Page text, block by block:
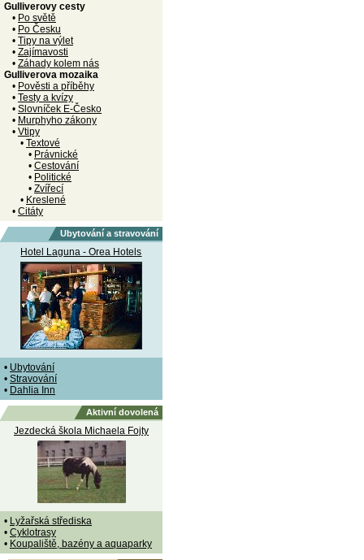
Gulliverovy cesty
• Po světě
• Po Česku
• Tipy na výlet
• Zajímavosti
• Záhady kolem nás
Gulliverova mozaika
• Pověsti a příběhy
• Testy a kvízy
• Slovníček E-Česko
• Murphyho zákony
• Vtipy
• Textové
• Právnické
• Cestování
• Politické
• Zvířecí
• Kreslené
• Citáty
Ubytování a stravování
Hotel Laguna - Orea Hotels
• Ubytování
• Stravování
• Dahlia Inn
Aktivní dovolená
Jezdecká škola Michaela Fojty
• Lyžařská střediska
• Cyklotrasy
• Koupaliště, bazény a aquaparky